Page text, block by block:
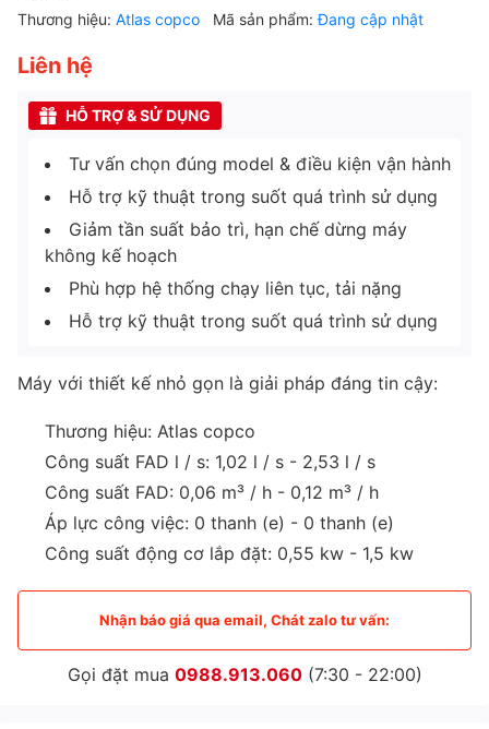
Thương hiệu: Atlas copco Mã sản phẩm:Đang cập nhật
Liên hệ
HỖ TRỢ & SỬ DỤNG
Tư vấn chọn đúng model & điều kiện vận hành
Hỗ trợ kỹ thuật trong suốt quá trình sử dụng
Giảm tần suất bảo trì, hạn chế dừng máy
không kế hoạch
Phù hợp hệ thống chạy liên tục, tải nặng
Hỗ trợ kỹ thuật trong suốt quá trình sử dụng
Máy với thiết kế nhỏ gọn là giải pháp đáng tin cậy:
Thương hiệu: Atlas copco
Công suất FAD l / s: 1,02 l / s - 2,53 l / s
Công suất FAD: 0,06 m³ / h - 0,12 m³ / h
Áp lực công việc: 0 thanh (e) - 0 thanh (e)
Công suất động cơ lắp đặt: 0,55 kw - 1,5 kw
Nhận báo giá qua email, Chát zalo tư vấn:
Gọi đặt mua 0988.913.060(7:30 - 22:00)